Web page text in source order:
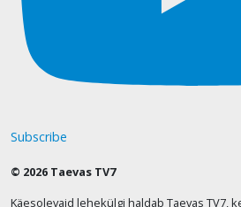
Subscribe
© 2026 Taevas TV7
Käesolevaid lehekülgi haldab Taevas TV7,